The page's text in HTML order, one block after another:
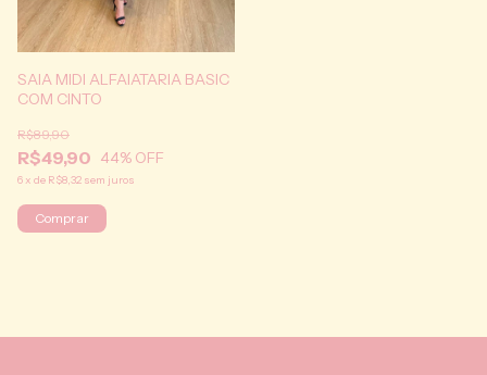
SAIA MIDI ALFAIATARIA BASIC
COM CINTO
R$49,90
R$89,90
44% OFF
6 x de R$8,32 sem juros
Comprar